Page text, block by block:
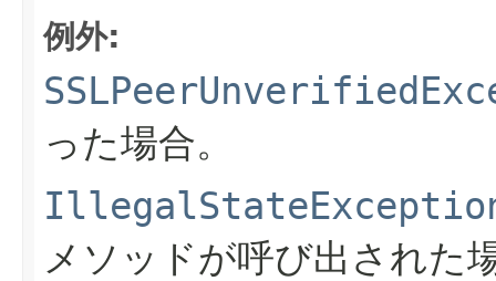
例外:
った場合。
メソッドが呼び出された